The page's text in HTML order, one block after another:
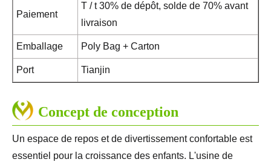
Paiement
T / t 30% de dépôt, solde de 70% avant
livraison
Emballage Poly Bag + Carton
Port Tianjin
Concept de conception
Un espace de repos et de divertissement confortable est
essentiel pour la croissance des enfants. L'usine de